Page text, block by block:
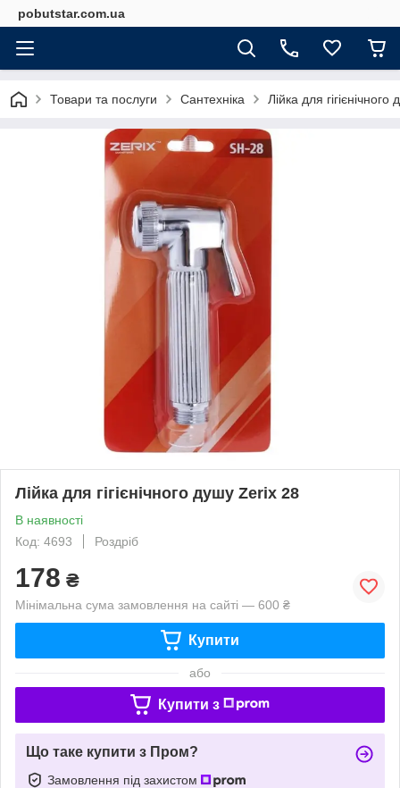
pobutstar.com.ua
Товари та послуги Сантехніка Лійка для
Лійка для гігієнічного душу Zerix 28
В наявності
Код: 4693
Роздріб
178 ₴
Мінімальна сума замовлення на сайті — 600 ₴
Купити
або
Купити з
Що таке купити з Пром?
Замовлення під захистом